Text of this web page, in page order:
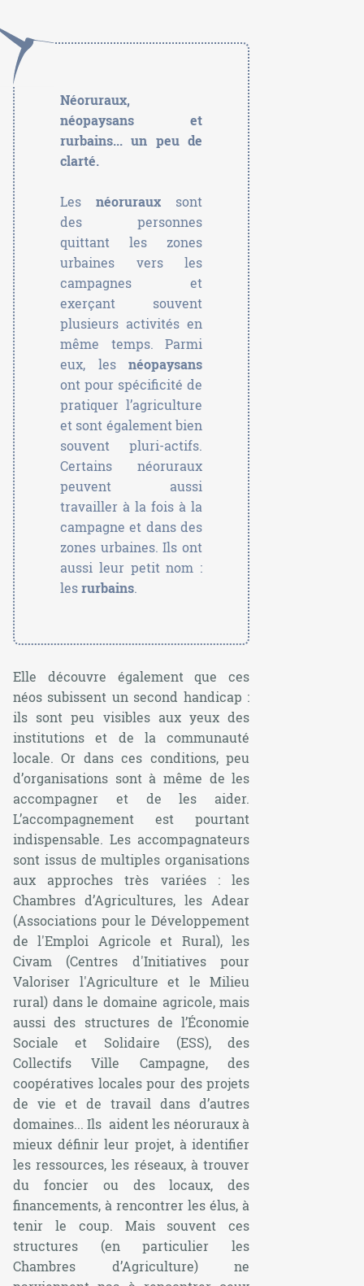
Néoruraux,
néopaysans et
rurbains... un peu de
clarté.
Lesnéoruraux sont
des personnes
quittant les zones
urbaines vers les
campagnes et
exerçant souvent
plusieurs activités en
même temps. Parmi
eux, lesnéopaysans
ont pour spécificité de
pratiquer l’agriculture
et sont également bien
souvent pluri-actifs.
Certains néoruraux
peuvent aussi
travailler à la fois à la
campagne et dans des
zones urbaines. Ils ont
aussi leur petit nom :
lesrurbains.
Elle découvre également que ces
néos subissent un second handicap :
ils sont peu visibles aux yeux des
institutions et de la communauté
locale. Or dans ces conditions, peu
d’organisations sont à même de les
accompagner et de les aider.
L’accompagnement est pourtant
indispensable. Les accompagnateurs
sont issus de multiples organisations
aux approches très variées : les
Chambres d’Agricultures, les Adear
(Associations pour le Développement
de l'Emploi Agricole et Rural), les
Civam (Centres d'Initiatives pour
Valoriser l'Agriculture et le Milieu
rural) dans le domaine agricole, mais
aussi des structures de l’Économie
Sociale et Solidaire (ESS), des
Collectifs Ville Campagne, des
coopératives locales pour des projets
de vie et de travail dans d’autres
domaines... Ils aident les néoruraux à
mieux définir leur projet, à identifier
les ressources, les réseaux, à trouver
du foncier ou des locaux, des
financements, à rencontrer les élus, à
tenir le coup. Mais souvent ces
structures (en particulier les
Chambres d’Agriculture) ne